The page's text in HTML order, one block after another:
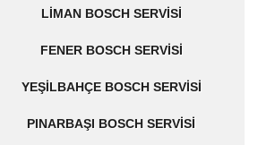
LIMAN BOSCH SERVISI
FENER BOSCH SERVISI
YEŞILBAHÇE BOSCH SERVISI
PINARBAŞI BOSCH SERVISI